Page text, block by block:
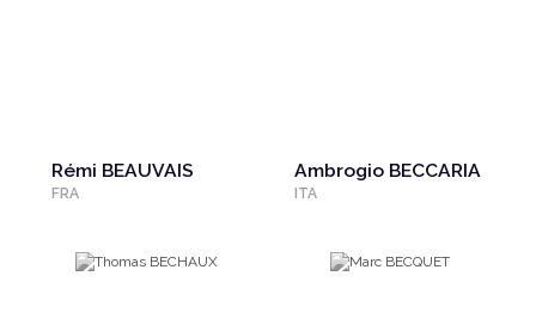
Rémi BEAUVAIS
FRA
Ambrogio BECCARIA
ITA